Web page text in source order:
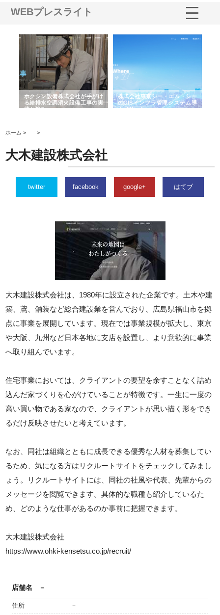
WEBプレスライト
ホクシン設備株式会社が手がけ
る給排水空調消火設備工事の実
績と強み
株式会社東京シー・エム・シー
のGISインフラ管理システム導
入メリット
ホーム > >
大木建設株式会社
twitter facebook google+ はてブ
大木建設株式会社は、1980年に設立された企業です。土木や建
築、鳶、舗装など総合建設業を営んでおり、広島県福山市を拠
点に事業を展開しています。現在では事業規模が拡大し、東京
や大阪、九州など日本各地に支店を設置し、より意欲的に事業
へ取り組んでいます。
住宅事業においては、クライアントの要望を余すことなく詰め
込んだ家づくりを心がけていることが特徴です。一生に一度の
高い買い物である家なので、クライアントが思い描く形をでき
るだけ反映させたいと考えています。
なお、同社は組織とともに成長できる優秀な人材を募集してい
るため、気になる方はリクルートサイトをチェックしてみまし
ょう。リクルートサイトには、同社の社風や代表、先輩からの
メッセージを閲覧できます。具体的な職種も紹介しているた
め、どのような仕事があるのか事前に把握できます。
大木建設株式会社
https://www.ohki-kensetsu.co.jp/recruit/
店舗名 －
住所 －